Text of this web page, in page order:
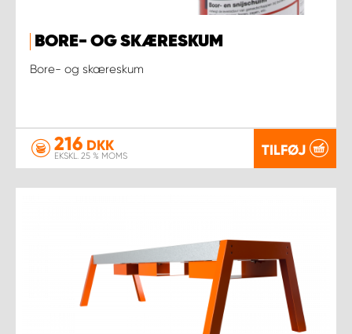
BORE- OG SKÆRESKUM
Bore- og skæreskum
216 DKK
EKSKL. 25 % MOMS TILFØJ